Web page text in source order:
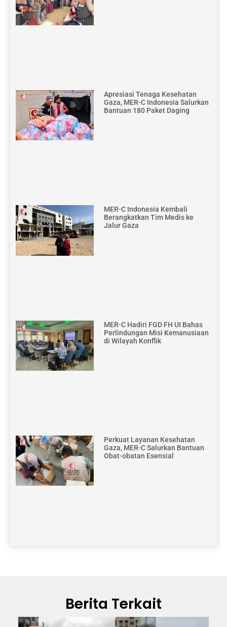
Apresiasi Tenaga Kesehatan
Gaza, MER-C Indonesia Salurkan
Bantuan 180 Paket Daging
MER-C Indonesia Kembali
Berangkatkan Tim Medis ke
Jalur Gaza
MER-C Hadiri FGD FH UI Bahas
Perlindungan Misi Kemanusiaan
di Wilayah Konflik
Perkuat Layanan Kesehatan
Gaza, MER-C Salurkan Bantuan
Obat-obatan Esensial
Berita Terkait